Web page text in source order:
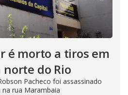
é morto a tiros em
norte do Rio
Pacheco foi assassinado
rua Marambaia